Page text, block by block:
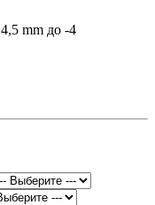
mm до -4